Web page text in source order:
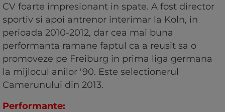
CV foarte impresionant in spate. A fost director
sportiv si apoi antrenor interimar la Koln, in
perioada 2010-2012, dar cea mai buna
performanta ramane faptul ca a reusit sa o
promoveze pe Freiburg in prima liga germana
la mijlocul anilor '90. Este selectionerul
Camerunului din 2013.
Performante: